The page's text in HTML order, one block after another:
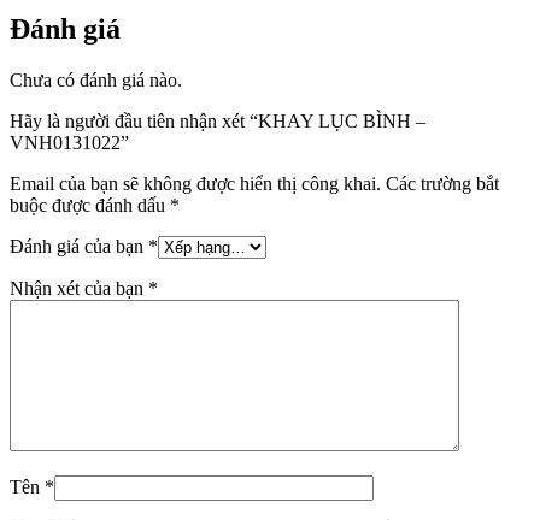
Đánh giá
Chưa có đánh giá nào.
Hãy là người đầu tiên nhận xét “KHAY LỤC BÌNH –
VNH0131022”
Email của bạn sẽ không được hiển thị công khai. Các trường bắt
buộc được đánh dấu *
Đánh giá của bạn *
Nhận xét của bạn *
Tên *